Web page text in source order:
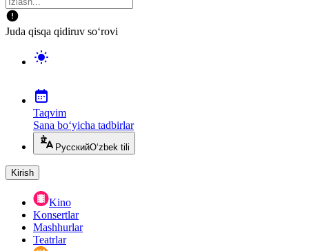
Juda qisqa qidiruv so‘rovi
Taqvim
Sana bo‘yicha tadbirlar
РусскийO‘zbek tili
Kirish
Kino
Konsertlar
Mashhurlar
Teatrlar